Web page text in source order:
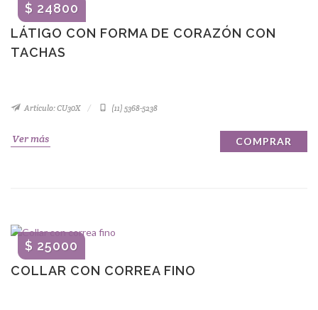
LÁTIGO CON FORMA DE CORAZÓN CON
TACHAS
$ 24800
Artículo: CU30X (11) 5368-5238
Ver más COMPRAR
COLLAR CON CORREA FINO
$ 25000